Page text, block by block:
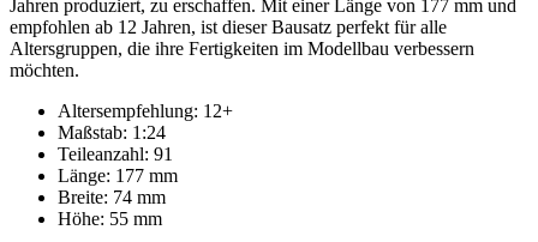
Jahren produziert, zu erschaffen. Mit einer Länge von 177 mm und
empfohlen ab 12 Jahren, ist dieser Bausatz perfekt für alle
Altersgruppen, die ihre Fertigkeiten im Modellbau verbessern
möchten.
Altersempfehlung: 12+
Maßstab: 1:24
Teileanzahl: 91
Länge: 177 mm
Breite: 74 mm
Höhe: 55 mm